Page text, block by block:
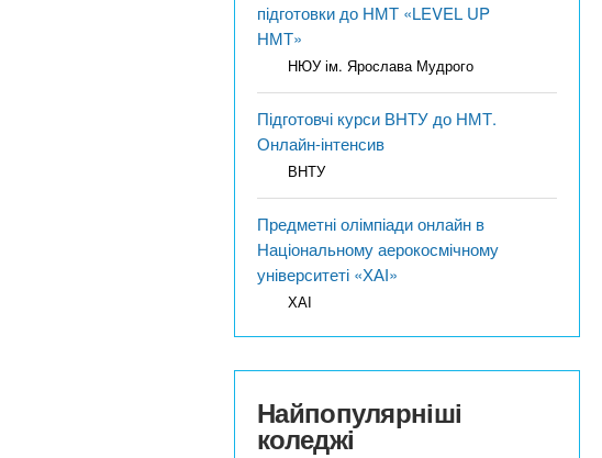
підготовки до НМТ «LEVEL UP
НМТ»
НЮУ ім. Ярослава Мудрого
Підготовчі курси ВНТУ до НМТ.
Онлайн-інтенсив
ВНТУ
Предметні олімпіади онлайн в
Національному аерокосмічному
університеті «ХАІ»
ХАІ
Найпопулярніші
коледжі